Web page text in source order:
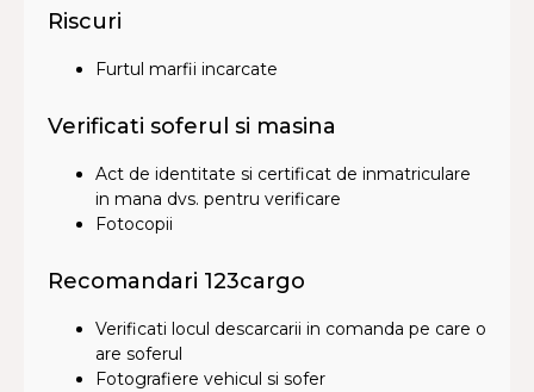
Riscuri
Furtul marfii incarcate
Verificati soferul si masina
Act de identitate si certificat de inmatriculare
in mana dvs. pentru verificare
Fotocopii
Recomandari 123cargo
Verificati locul descarcarii in comanda pe care o
are soferul
Fotografiere vehicul si sofer